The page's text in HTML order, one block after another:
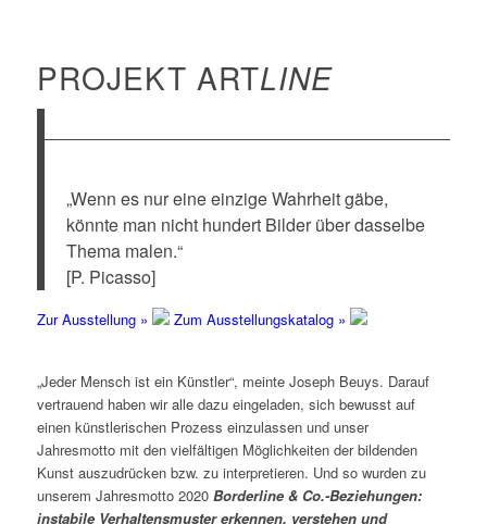
PROJEKT ARTLINE
„Wenn es nur eine einzige Wahrheit gäbe,
könnte man nicht hundert Bilder über dasselbe
Thema malen.“
[P. Picasso]
Zur Ausstellung » Zum Ausstellungskatalog »
„Jeder Mensch ist ein Künstler“, meinte Joseph Beuys. Darauf
vertrauend haben wir alle dazu eingeladen, sich bewusst auf
einen künstlerischen Prozess einzulassen und unser
Jahresmotto mit den vielfältigen Möglichkeiten der bildenden
Kunst auszudrücken bzw. zu interpretieren. Und so wurden zu
unserem Jahresmotto 2020 Borderline & Co.-Beziehungen:
instabile Verhaltensmuster erkennen, verstehen und